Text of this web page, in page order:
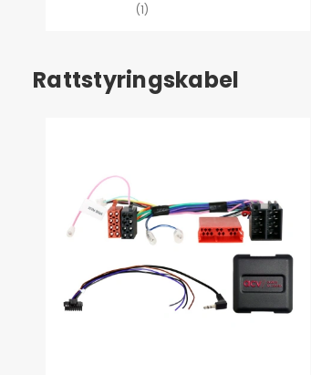
(1)
Rattstyringskabel